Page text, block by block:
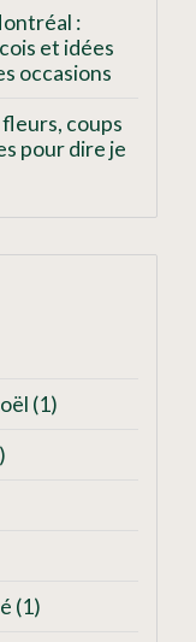
:
et idées
occasions
coups
pour dire je
(1)
(1)